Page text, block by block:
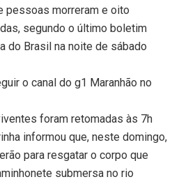
pessoas morreram e oito
segundo o último boletim
do Brasil na noite de sábado
o canal do g1 Maranhão no
foram retomadas às 7h
informou que, neste domingo,
para resgatar o corpo que
submersa no rio